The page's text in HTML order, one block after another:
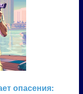
опасения: